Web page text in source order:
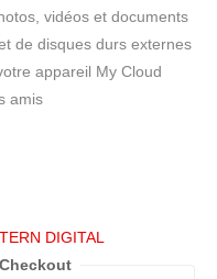
vidéos et documents
de disques durs externes
appareil My Cloud
amis
DIGITAL